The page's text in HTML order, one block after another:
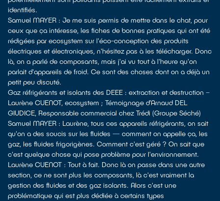
identifiés.
Samuel MAYER : Je me suis permis de mettre dans le chat, pour
ceux que ça intéresse, les fiches de bonnes pratiques qui ont été
rédigées par ecosystem sur l'éco-conception des produits
électriques et électroniques, n'hésitez pas à les télécharger. Donc
là, on a parlé de composants, mais j'ai vu tout à l'heure qu'on
parlait d'appareils de froid. Ce sont des choses dont on a déjà un
petit peu discuté.
Gaz réfrigérants et isolants des DEEE : extraction et destruction –
Laurène CUENOT, ecosystem ; Témoignage d’Arnaud DEL
GIUDICE, Responsable commercial chez Trédi (Groupe Séché)
Samuel MAYER : Laurène, tous ces appareils réfrigérants, on sait
qu'on a des soucis sur les fluides — comment on appelle ça, les
gaz, les fluides frigorigènes. Comment c'est géré ? On sait que
c'est quelque chose qui pose problème pour l'environnement.
Laurène CUENOT : Tout à fait. Donc là on passe dans une autre
section, ce ne sont plus les composants, là c'est vraiment la
gestion des fluides et des gaz isolants. Alors c'est une
problématique qui est plus dédiée à certains types